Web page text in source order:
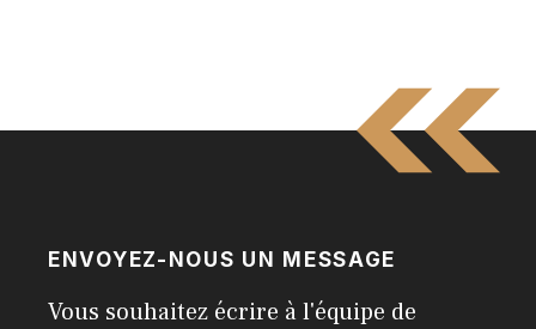
ENVOYEZ-NOUS UN MESSAGE
Vous souhaitez écrire à l'équipe de